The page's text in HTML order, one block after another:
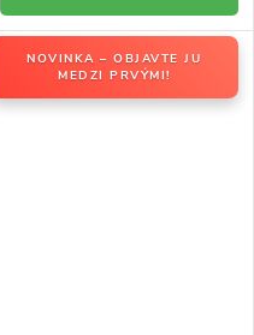
NOVINKA – OBJAVTE JU
MEDZI PRVÝMI!